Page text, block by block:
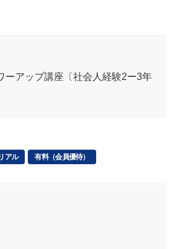
ーアップ講座〔社会人経験2ー3年
アル 有料（会員優待）